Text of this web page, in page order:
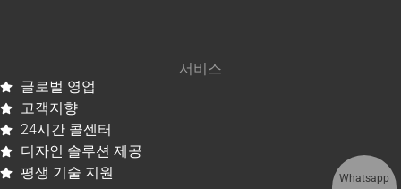
서비스
글로벌 영업
고객지향
24시간 콜센터
디자인 솔루션 제공
평생 기술 지원
Whatsapp